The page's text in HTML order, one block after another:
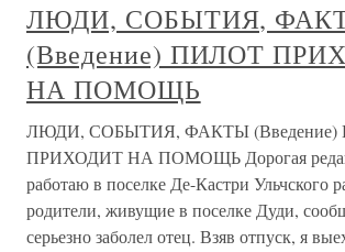
ЛЮДИ, СОБЫТИЯ,
(Введение) ПИЛОТ
НА ПОМОЩЬ
ЛЮДИ, СОБЫТИЯ, ФАКТЫ
ПРИХОДИТ НА ПОМОЩЬ Дорогая
работаю в поселке Де-Кастри Ульчского
родители, живущие в поселке Дуди,
серьезно заболел отец. Взяв отпуск, я